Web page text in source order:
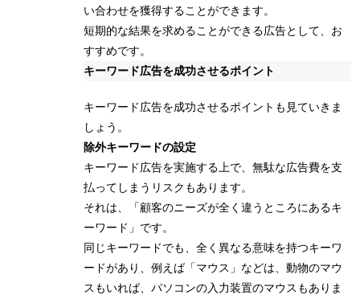
い合わせを獲得することができます。
短期的な結果を求めることができる広告として、お
すすめです。
キーワード広告を成功させるポイント
キーワード広告を成功させるポイントも見ていきま
しょう。
除外キーワードの設定
キーワード広告を実施する上で、無駄な広告費を支
払ってしまうリスクもあります。
それは、「顧客のニーズが全く違うところにあるキ
ーワード」です。
同じキーワードでも、全く異なる意味を持つキーワ
ードがあり、例えば「マウス」などは、動物のマウ
スもいれば、パソコンの入力装置のマウスもありま